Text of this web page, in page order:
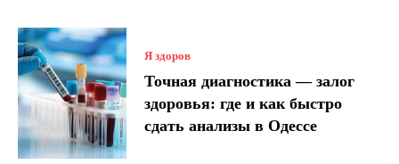
Я здоров
Точная диагностика — залог
здоровья: где и как быстро
сдать анализы в Одессе